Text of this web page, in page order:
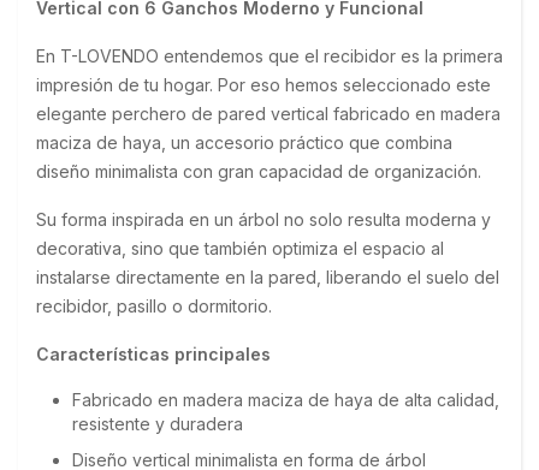
Vertical con 6 Ganchos Moderno y Funcional
En T-LOVENDO entendemos que el recibidor es la primera
impresión de tu hogar. Por eso hemos seleccionado este
elegante perchero de pared vertical fabricado en madera
maciza de haya, un accesorio práctico que combina
diseño minimalista con gran capacidad de organización.
Su forma inspirada en un árbol no solo resulta moderna y
decorativa, sino que también optimiza el espacio al
instalarse directamente en la pared, liberando el suelo del
recibidor, pasillo o dormitorio.
Características principales
Fabricado en madera maciza de haya de alta calidad,
resistente y duradera
Diseño vertical minimalista en forma de árbol